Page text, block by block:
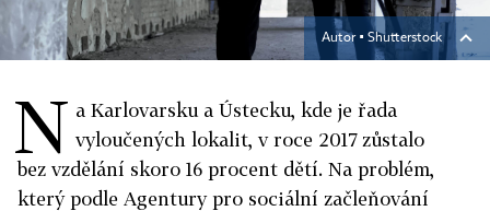
Autor ▪ Shutterstock
N a Karlovarsku a Ústecku, kde je řada
vyloučených lokalit, v roce 2017 zůstalo
bez vzdělání skoro 16 procent dětí. Na problém,
který podle Agentury pro sociální začleňování